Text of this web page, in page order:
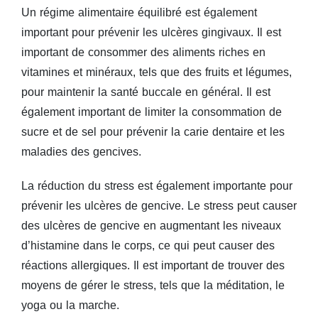
Un régime alimentaire équilibré est également
important pour prévenir les ulcères gingivaux. Il est
important de consommer des aliments riches en
vitamines et minéraux, tels que des fruits et légumes,
pour maintenir la santé buccale en général. Il est
également important de limiter la consommation de
sucre et de sel pour prévenir la carie dentaire et les
maladies des gencives.
La réduction du stress est également importante pour
prévenir les ulcères de gencive. Le stress peut causer
des ulcères de gencive en augmentant les niveaux
d’histamine dans le corps, ce qui peut causer des
réactions allergiques. Il est important de trouver des
moyens de gérer le stress, tels que la méditation, le
yoga ou la marche.